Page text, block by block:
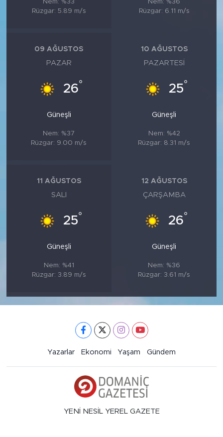
Rüzgar: 5.89 m/s
Rüzgar: 6.11 m/s
09 AĞUSTOS
PAZAR
26°
Güneşli
Nem: %37
Rüzgar: 9.00 m/s
10 AĞUSTOS
PAZARTESI
25°
Güneşli
Nem: %42
Rüzgar: 8.31 m/s
11 AĞUSTOS
SALI
25°
Güneşli
Nem: %41
Rüzgar: 3.89 m/s
12 AĞUSTOS
ÇARŞAMBA
26°
Güneşli
Nem: %36
Rüzgar: 3.61 m/s
Yazarlar Ekonomi Yaşam Gündem
YENİ NESİL YEREL GAZETE